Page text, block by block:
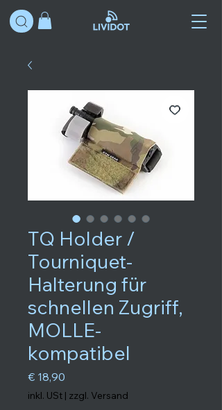
TQ Holder /
Tourniquet-
Halterung für
schnellen Zugriff,
MOLLE-
kompatibel
€ 18,90
inkl. USt | zzgl. Versand